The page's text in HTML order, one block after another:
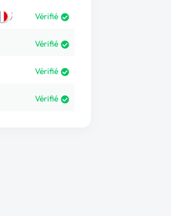
) Vérifié
Vérifié
Vérifié
Vérifié